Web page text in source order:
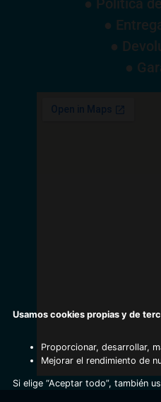
● Política
●
●
●
Usamos cookies propias y de
Proporcionar, desarrollar,
Mejorar el rendimiento de
Si elige “Aceptar todo”, también